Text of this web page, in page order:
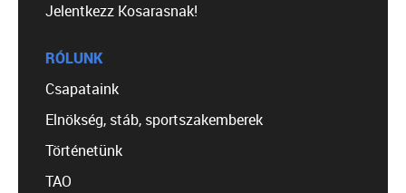
Jelentkezz Kosarasnak!
RÓLUNK
Csapataink
Elnökség, stáb, sportszakemberek
Történetünk
TAO